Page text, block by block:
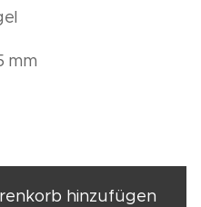
mm
hinzufügen